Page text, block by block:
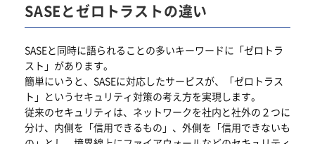
SASEとゼロトラストの違い
SASEと同時に語られることの多いキーワードに「ゼロトラ
スト」があります。
簡単にいうと、SASEに対応したサービスが、「ゼロトラス
ト」というセキュリティ対策の考え方を実現します。
従来のセキュリティは、ネットワークを社内と社外の２つに
分け、内側を「信用できるもの」、外側を「信用できないも